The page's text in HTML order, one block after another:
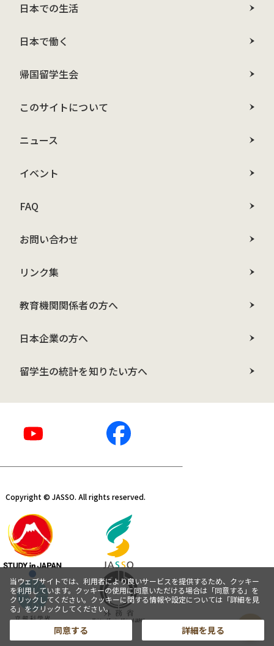
日本での生活
日本で働く
帰国留学生会
このサイトについて
ニュース
イベント
FAQ
お問い合わせ
リンク集
教育機関関係者の方へ
日本企業の方へ
留学生の統計を知りたい方へ
Copyright © JASSO. All rights reserved.
当ウェブサイトでは、利用者により良いサービスを提供するため、クッキー
を利用しています。クッキーの使用に同意いただける場合は「同意する」を
クリックしてください。クッキーに関する情報や設定については「詳細を見
る」をクリックしてください。
同意する 詳細を見る